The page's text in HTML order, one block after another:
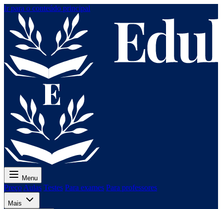
Ir para o conteúdo principal
Menu
Preço Aulas Testes Para exames Para professores
Mais